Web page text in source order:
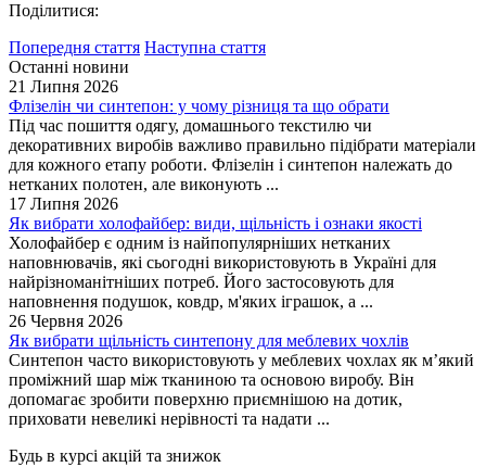
Поділитися:
Попередня стаття Наступна стаття
Останні новини
21 Липня 2026
Флізелін чи синтепон: у чому різниця та що обрати
Під час пошиття одягу, домашнього текстилю чи
декоративних виробів важливо правильно підібрати матеріали
для кожного етапу роботи. Флізелін і синтепон належать до
нетканих полотен, але виконують ...
17 Липня 2026
Як вибрати холофайбер: види, щільність і ознаки якості
Холофайбер є одним із найпопулярніших нетканих
наповнювачів, які сьогодні використовують в Україні для
найрізноманітніших потреб. Його застосовують для
наповнення подушок, ковдр, м'яких іграшок, а ...
26 Червня 2026
Як вибрати щільність синтепону для меблевих чохлів
Синтепон часто використовують у меблевих чохлах як м’який
проміжний шар між тканиною та основою виробу. Він
допомагає зробити поверхню приємнішою на дотик,
приховати невеликі нерівності та надати ...
Будь в курсі акцій та знижок